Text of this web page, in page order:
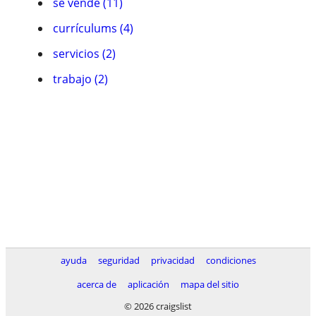
currículums (4)
servicios (2)
trabajo (2)
ayuda seguridad privacidad
condiciones
acerca de
aplicación
mapa del sitio
© 2026 craigslist